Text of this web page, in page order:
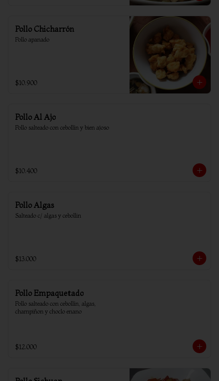
Pollo Chicharrón
Pollo apanado
$10.900
Pollo Al Ajo
Pollo salteado con cebollín y bien ajoso
$10.400
Pollo Algas
Salteado c/ algas y cebollin
$13.000
Pollo Empaquetado
Pollo salteado con cebollín, algas,
champiñon y choclo enano
$12.000